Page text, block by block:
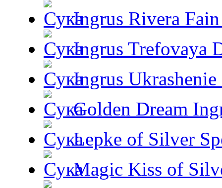
Ingrus Rivera
Ingrus Trefovaya
Ingrus Ukrashenie
Golden Dream
Lepke of Silver
Magic Kiss of